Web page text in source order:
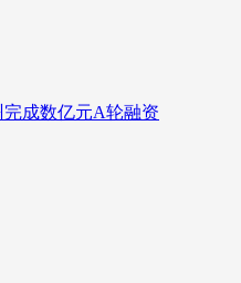
成数亿元A轮融资